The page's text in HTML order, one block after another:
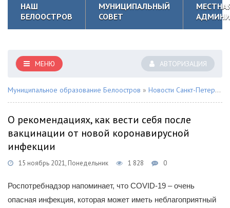
НАШ
БЕЛООСТРОВ
МУНИЦИПАЛЬНЫЙ
СОВЕТ
АВТОРИЗАЦИЯ
МЕНЮ
Муниципальное образование Белоостров » Новости Санкт-Петербурга и Курортного района
О рекомендациях, как вести себя после
вакцинации от новой коронавирусной
инфекции
15 ноябрь 2021, Понедельник 1 828 0
Роспотребнадзор напоминает, что COVID-19 – очень
опасная инфекция, которая может иметь неблагоприятный